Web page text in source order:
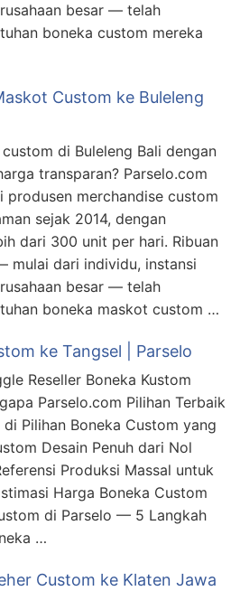
besar — telah
boneka custom mereka
Custom ke Buleleng
di Buleleng Bali dengan
transparan? Parselo.com
produsen merchandise custom
sejak 2014, dengan
dari 300 unit per hari. Ribuan
mulai dari individu, instansi
besar — telah
boneka maskot custom …
ke Tangsel | Parselo
Reseller Boneka Kustom
Parselo.com Pilihan Terbaik
Pilihan Boneka Custom yang
Desain Penuh dari Nol
Produksi Massal untuk
Harga Boneka Custom
di Parselo — 5 Langkah
…
Custom ke Klaten Jawa